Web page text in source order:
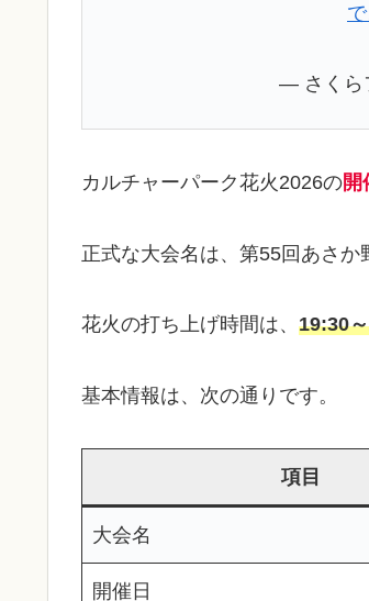
— さくら
カルチャーパーク花火2026の開
正式な大会名は、第55回あさか
花火の打ち上げ時間は、 19:30
基本情報は、次の通りです。
項目
大会名
開催日